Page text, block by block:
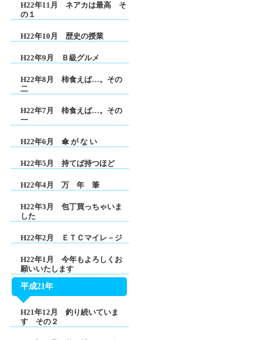
H22年11月 ネアカは最高 そ
の１
H22年10月 歴史の授業
H22年9月 Ｂ級グルメ
H22年8月 柿食えば…。その
二
H22年7月 柿食えば…。その
一
H22年6月 傘 が な い
H22年5月 持てば持つほど
H22年4月 万 年 筆
H22年3月 包丁買っちゃいま
した
H22年2月 ＥＴＣマイレ－ジ
H22年1月 今年もよろしくお
願いいたします
平成21年
H21年12月 釣り続いていま
す その２